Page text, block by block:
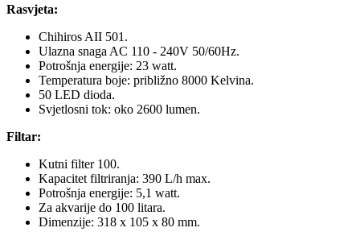
Rasvjeta:
Chihiros AII 501.
Ulazna snaga AC 110 - 240V 50/60Hz.
Potrošnja energije: 23 watt.
Temperatura boje: približno 8000 Kelvina.
50 LED dioda.
Svjetlosni tok: oko 2600 lumen.
Filtar:
Kutni filter 100.
Kapacitet filtriranja: 390 L/h max.
Potrošnja energije: 5,1 watt.
Za akvarije do 100 litara.
Dimenzije: 318 x 105 x 80 mm.